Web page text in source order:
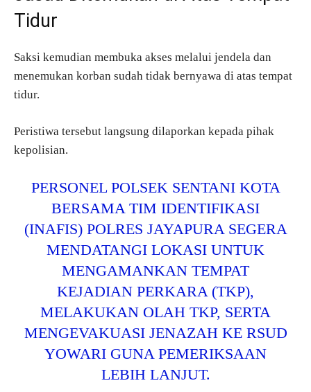
Tidur
Saksi kemudian membuka akses melalui jendela dan
menemukan korban sudah tidak bernyawa di atas tempat
tidur.
Peristiwa tersebut langsung dilaporkan kepada pihak
kepolisian.
PERSONEL POLSEK SENTANI KOTA
BERSAMA TIM IDENTIFIKASI
(INAFIS) POLRES JAYAPURA SEGERA
MENDATANGI LOKASI UNTUK
MENGAMANKAN TEMPAT
KEJADIAN PERKARA (TKP),
MELAKUKAN OLAH TKP, SERTA
MENGEVAKUASI JENAZAH KE RSUD
YOWARI GUNA PEMERIKSAAN
LEBIH LANJUT.